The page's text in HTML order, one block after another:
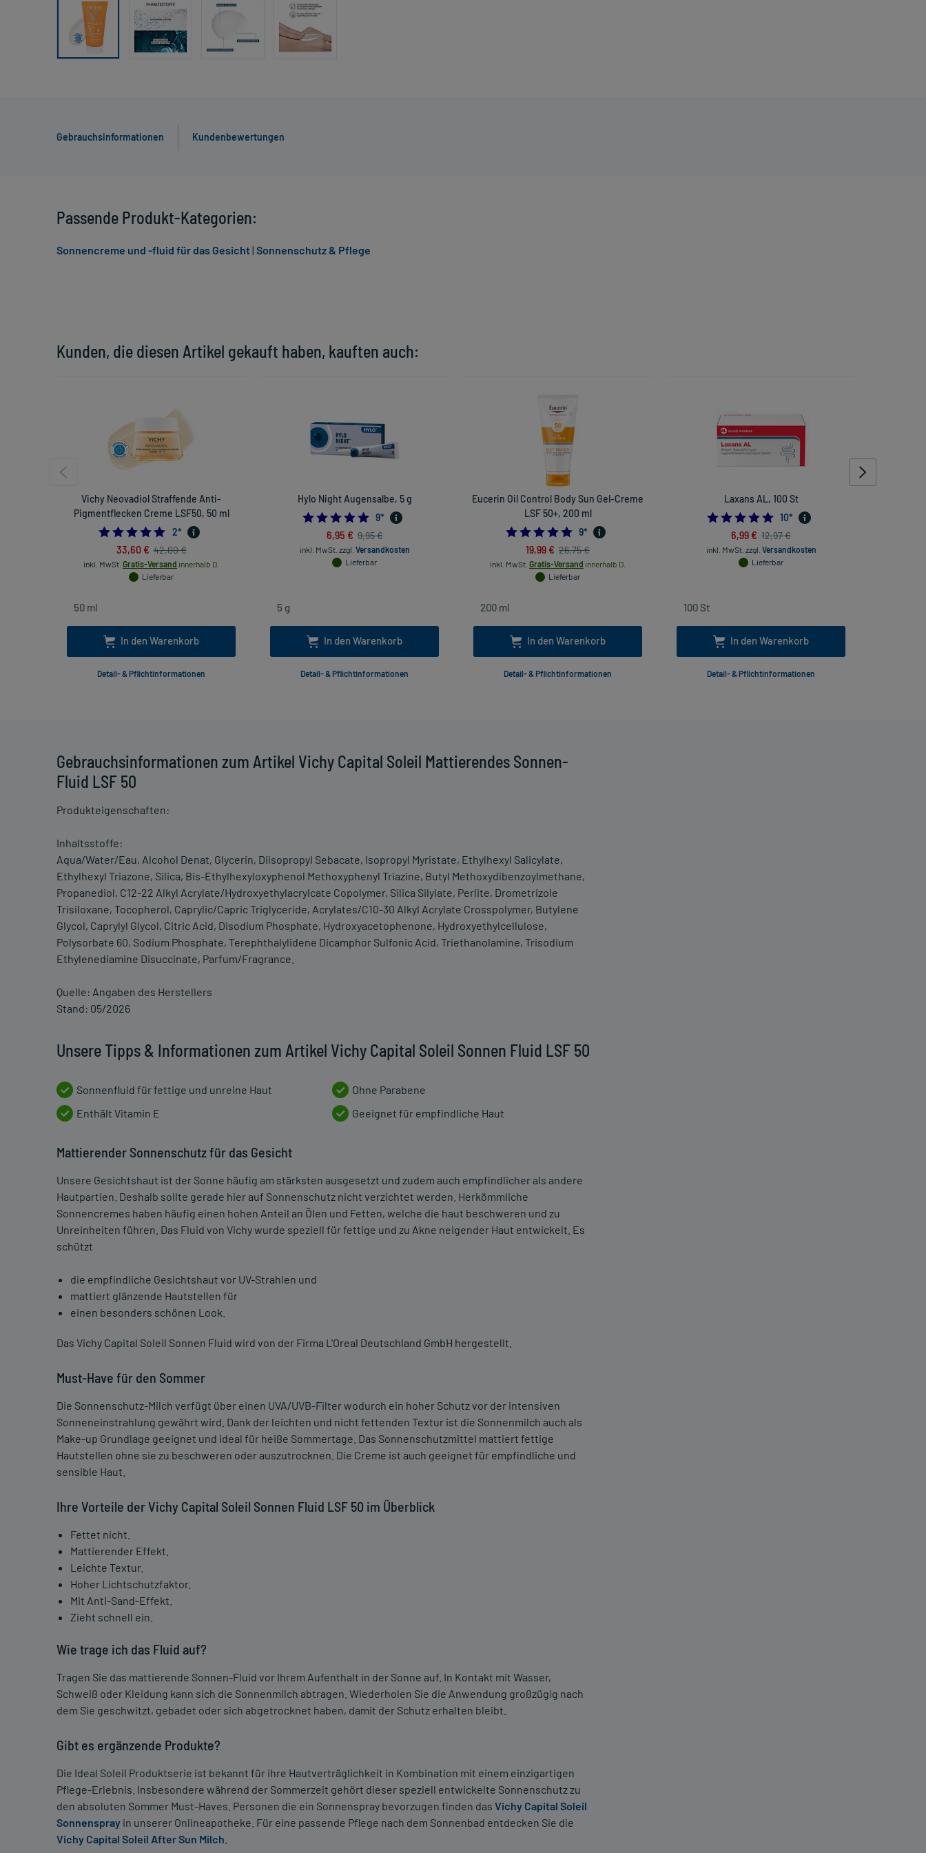
Gebrauchsinformationen Kundenbewertungen
Gebrauchsinformationen zum Artikel Vichy Capital Soleil Mattierendes Sonnen-
Fluid LSF 50
Produkteigenschaften:
Inhaltsstoffe:
Aqua/Water/Eau, Alcohol Denat, Glycerin, Diisopropyl Sebacate, Isopropyl Myristate, Ethylhexyl Salicylate,
Ethylhexyl Triazone, Silica, Bis-Ethylhexyloxyphenol Methoxyphenyl Triazine, Butyl Methoxydibenzoylmethane,
Propanediol, C12-22 Alkyl Acrylate/Hydroxyethylacrylcate Copolymer, Silica Silylate, Perlite, Drometrizole
Trisiloxane, Tocopherol, Caprylic/Capric Triglyceride, Acrylates/C10-30 Alkyl Acrylate Crosspolymer, Butylene
Glycol, Caprylyl Glycol, Citric Acid, Disodium Phosphate, Hydroxyacetophenone, Hydroxyethylcellulose,
Polysorbate 60, Sodium Phosphate, Terephthalylidene Dicamphor Sulfonic Acid, Triethanolamine, Trisodium
Ethylenediamine Disuccinate, Parfum/Fragrance.
Quelle: Angaben des Herstellers
Stand: 05/2026
Unsere Tipps & Informationen zum Artikel Vichy Capital Soleil Sonnen Fluid LSF 50
Sonnenfluid für fettige und unreine Haut
Enthält Vitamin E
Ohne Parabene
Geeignet für empfindliche Haut
Mattierender Sonnenschutz für das Gesicht
Unsere Gesichtshaut ist der Sonne häufig am stärksten ausgesetzt und zudem auch empfindlicher als andere
Hautpartien. Deshalb sollte gerade hier auf Sonnenschutz nicht verzichtet werden. Herkömmliche
Sonnencremes haben häufig einen hohen Anteil an Ölen und Fetten, welche die haut beschweren und zu
Unreinheiten führen. Das Fluid von Vichy wurde speziell für fettige und zu Akne neigender Haut entwickelt. Es
schützt
die empfindliche Gesichtshaut vor UV-Strahlen und
mattiert glänzende Hautstellen für
einen besonders schönen Look.
Das Vichy Capital Soleil Sonnen Fluid wird von der Firma L'Oreal Deutschland GmbH hergestellt.
Must-Have für den Sommer
Die Sonnenschutz-Milch verfügt über einen UVA/UVB-Filter wodurch ein hoher Schutz vor der intensiven
Sonneneinstrahlung gewährt wird. Dank der leichten und nicht fettenden Textur ist die Sonnenmilch auch als
Make-up Grundlage geeignet und ideal für heiße Sommertage. Das Sonnenschutzmittel mattiert fettige
Hautstellen ohne sie zu beschweren oder auszutrocknen. Die Creme ist auch geeignet für empfindliche und
sensible Haut.
Ihre Vorteile der Vichy Capital Soleil Sonnen Fluid LSF 50 im Überblick
Fettet nicht.
Mattierender Effekt.
Leichte Textur.
Hoher Lichtschutzfaktor.
Mit Anti-Sand-Effekt.
Zieht schnell ein.
Wie trage ich das Fluid auf?
Tragen Sie das mattierende Sonnen-Fluid vor Ihrem Aufenthalt in der Sonne auf. In Kontakt mit Wasser,
Schweiß oder Kleidung kann sich die Sonnenmilch abtragen. Wiederholen Sie die Anwendung großzügig nach
dem Sie geschwitzt, gebadet oder sich abgetrocknet haben, damit der Schutz erhalten bleibt.
Gibt es ergänzende Produkte?
Die Ideal Soleil Produktserie ist bekannt für ihre Hautverträglichkeit in Kombination mit einem einzigartigen
Pflege-Erlebnis. Insbesondere während der Sommerzeit gehört dieser speziell entwickelte Sonnenschutz zu
den absoluten Sommer Must-Haves. Personen die ein Sonnenspray bevorzugen finden das Vichy Capital Soleil
Sonnenspray in unserer Onlineapotheke. Für eine passende Pflege nach dem Sonnenbad entdecken Sie die
Vichy Capital Soleil After Sun Milch
Kunden, die diesen Artikel gekauft haben, kauften auch:
Vichy Neovadiol Straffende Anti-
Pigmentflecken Creme LSF50, 50 ml
5.0
2*
33,60 € 42,00 €
inkl. MwSt. Gratis-Versand innerhalb D.
Lieferbar
In den Warenkorb
Detail- & Pflichtinformationen
Hylo Night Augensalbe, 5 g
4.777777777777778
9*
6,95 € 9,95 €
inkl. MwSt. zzgl. Versandkosten
Lieferbar
In den Warenkorb
Detail- & Pflichtinformationen
Eucerin Oil Control Body Sun Gel-Creme
LSF 50+, 200 ml
5.0
9*
19,99 € 26,75 €
inkl. MwSt. Gratis-Versand innerhalb D.
Lieferbar
In den Warenkorb
Detail- & Pflichtinformationen
Laxans AL, 100 St
4.9
10*
6,99 € 12,97 €
inkl. MwSt. zzgl. Versandkosten
Lieferbar
In den Warenkorb
Detail- & Pflichtinformationen
Passende Produkt-Kategorien:
Sonnencreme und -fluid für das Gesicht| Sonnenschutz & Pflege